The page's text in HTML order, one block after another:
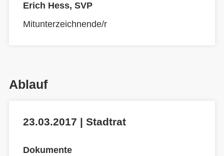
Erich Hess, SVP
Mitunterzeichnende/r
Ablauf
23.03.2017 | Stadtrat
Dokumente